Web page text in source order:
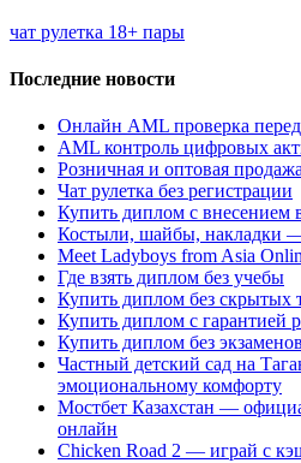
чат рулетка 18+ пары
Последние новости
Онлайн AML проверка
AML контроль цифровых
Розничная и оптовая
Чат рулетка без регистрации
Купить диплом с внесением
Костыли, шайбы, накладки
Meet Ladyboys from Asia
Где взять диплом без учебы
Купить диплом без скрытых
Купить диплом с гарантией
Купить диплом без экзаменов
Частный детский сад на
эмоциональному комфорту
Мостбет Казахстан —
онлайн
Chicken Road 2 — играй с